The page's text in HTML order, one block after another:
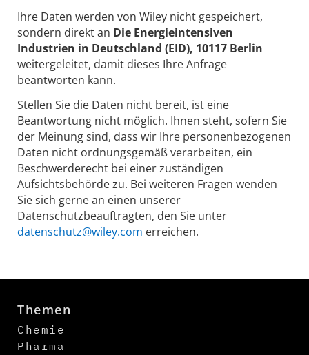
Ihre Daten werden von Wiley nicht gespeichert,
sondern direkt an Die Energieintensiven
Industrien in Deutschland (EID), 10117 Berlin
weitergeleitet, damit dieses Ihre Anfrage
beantworten kann.
Stellen Sie die Daten nicht bereit, ist eine
Beantwortung nicht möglich. Ihnen steht, sofern Sie
der Meinung sind, dass wir Ihre personenbezogenen
Daten nicht ordnungsgemäß verarbeiten, ein
Beschwerderecht bei einer zuständigen
Aufsichtsbehörde zu. Bei weiteren Fragen wenden
Sie sich gerne an einen unserer
Datenschutzbeauftragten, den Sie unter
datenschutz@wiley.com erreichen.
Themen
Chemie
Pharma